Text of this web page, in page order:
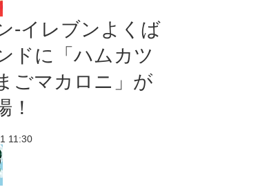
‐イレブンよくば
ドに「ハムカツ
ごマカロニ」が
！
11:30